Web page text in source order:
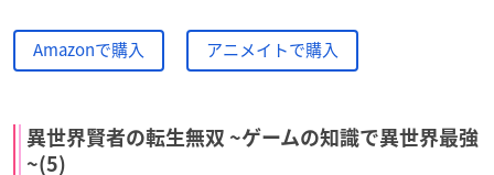
Amazonで購入 アニメイトで購入
異世界賢者の転生無双 ~ゲームの知識で異世界最強
~(5)